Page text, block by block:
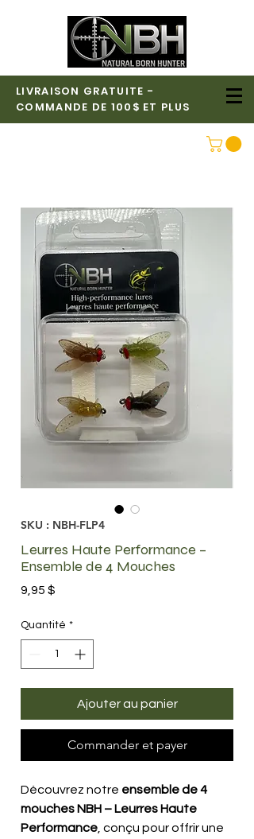
LIVRAISON GRATUITE -
COMMANDE DE 100$ ET PLUS
SKU : NBH-FLP4
Leurres Haute Performance –
Ensemble de 4 Mouches
9,95 $
Quantité *
Ajouter au panier
Commander et payer
Découvrez notre ensemble de 4
mouches NBH – Leurres Haute
Performance , conçu pour offrir une